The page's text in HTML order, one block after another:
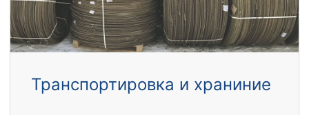
Транспортировка и храниние